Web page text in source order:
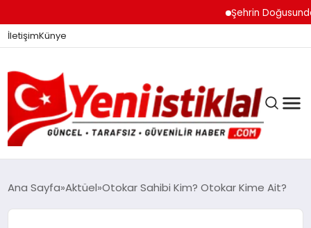
Şehrin Doğusundan
İletişimKünye
Ana Sayfa Aktüel Otokar Sahibi Kim? Otokar Kime Ait?